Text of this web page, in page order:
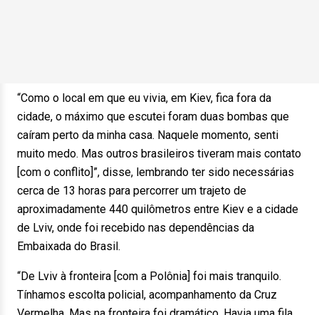
“Como o local em que eu vivia, em Kiev, fica fora da
cidade, o máximo que escutei foram duas bombas que
caíram perto da minha casa. Naquele momento, senti
muito medo. Mas outros brasileiros tiveram mais contato
[com o conflito]”, disse, lembrando ter sido necessárias
cerca de 13 horas para percorrer um trajeto de
aproximadamente 440 quilômetros entre Kiev e a cidade
de Lviv, onde foi recebido nas dependências da
Embaixada do Brasil.
“De Lviv à fronteira [com a Polônia] foi mais tranquilo.
Tínhamos escolta policial, acompanhamento da Cruz